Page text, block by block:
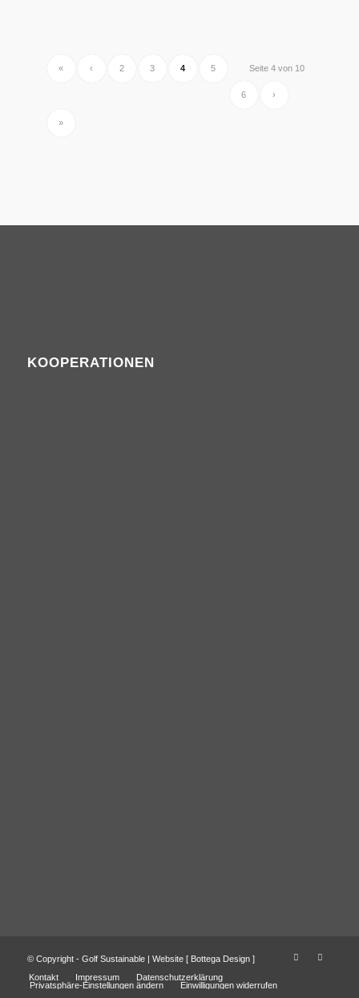
Seite 4 von 10
« ‹ 2 3 4 5
6 ›
»
KOOPERATIONEN
© Copyright - Golf Sustainable | Website [ Bottega Design]
Kontakt
Impressum
Datenschutzerklärung
Privatsphäre-Einstellungen ändern
Einwilligungen widerrufen